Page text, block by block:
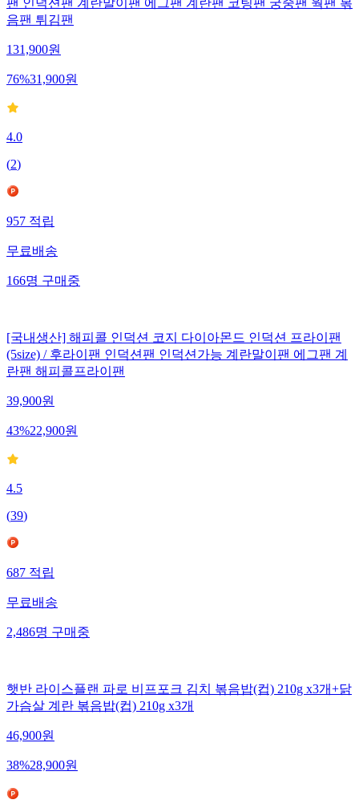
팬 인덕션팬 계란말이팬 에그팬 계란팬 코팅팬 궁중팬 웍팬 볶
음팬 튀김팬
131,900원
76%31,900원
4.0
(2)
957적립
무료배송
166명구매중
[국내생산] 해피콜 인덕션 코지 다이아몬드 인덕션 프라이팬
(5size) / 후라이팬 인덕션팬 인덕션가능 계란말이팬 에그팬 계
란팬 해피콜프라이팬
39,900원
43%22,900원
4.5
(39)
687적립
무료배송
2,486명구매중
햇반 라이스플랜 파로 비프포크 김치 볶음밥(컵) 210g x3개+닭
가슴살 계란 볶음밥(컵) 210g x3개
46,900원
38%28,900원